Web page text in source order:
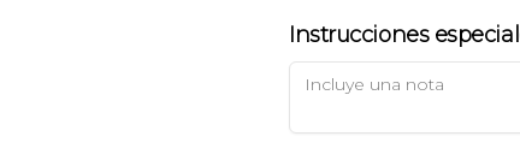
Instrucciones